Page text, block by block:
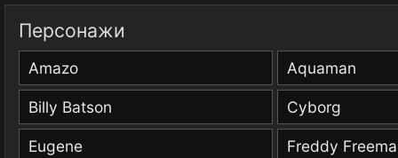
Персонажи
Amazo Aquaman
Billy Batson Cyborg
Eugene Freddy